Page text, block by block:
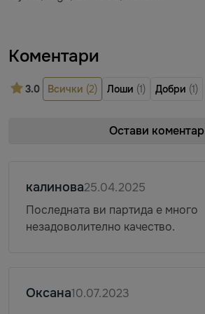
Коментари
3.0 Всички (2) Лоши (1) Добри (1)
Остави коментар
калинова25.04.2025
Последната ви партида е много
незадоволително качество.
Оксана10.07.2023